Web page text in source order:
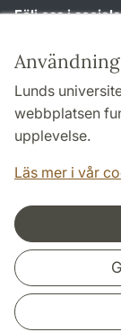
Lunds
webbplatsen
upplevelse.
Läs mer i vår
Följ oss i